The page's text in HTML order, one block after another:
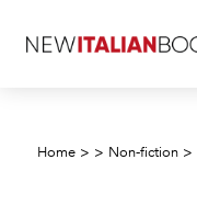
Home > > Non-fiction >